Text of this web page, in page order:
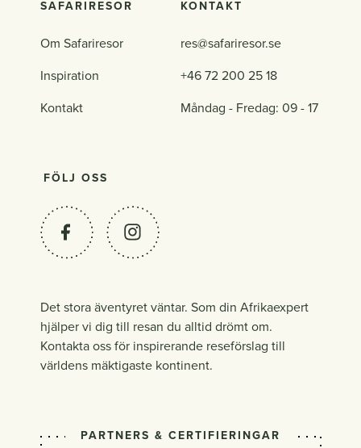
SAFARIRESOR
Om Safariresor
Inspiration
Kontakt
KONTAKT
res@safariresor.se
+46 72 200 25 18
Måndag - Fredag: 09 - 17
FÖLJ OSS
Det stora äventyret väntar. Som din Afrikaexpert
hjälper vi dig till resan du alltid drömt om.
Kontakta oss för inspirerande reseförslag till
världens mäktigaste kontinent.
PARTNERS & CERTIFIERINGAR